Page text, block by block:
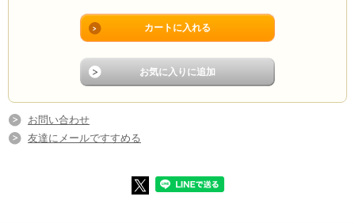
お問い合わせ
友達にメールですすめる